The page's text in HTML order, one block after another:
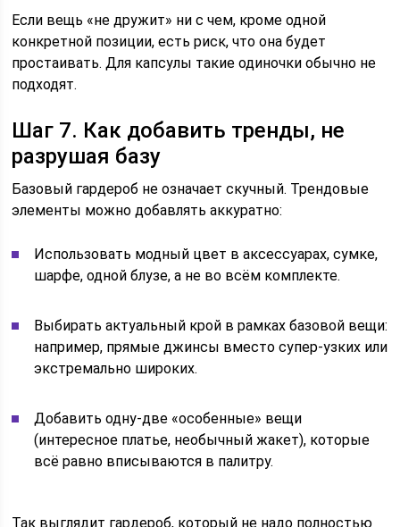
Если вещь «не дружит» ни с чем, кроме одной
конкретной позиции, есть риск, что она будет
простаивать. Для капсулы такие одиночки обычно не
подходят.
Шаг 7. Как добавить тренды, не
разрушая базу
Базовый гардероб не означает скучный. Трендовые
элементы можно добавлять аккуратно:
Использовать модный цвет в аксессуарах, сумке,
шарфе, одной блузе, а не во всём комплекте.
Выбирать актуальный крой в рамках базовой вещи:
например, прямые джинсы вместо супер‑узких или
экстремально широких.
Добавить одну-две «особенные» вещи
(интересное платье, необычный жакет), которые
всё равно вписываются в палитру.
Так выглядит гардероб, который не надо полностью